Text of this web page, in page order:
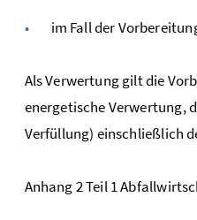
im Fall der
Als Verwertung gilt die
energetische Verwertung,
Verfüllung) einschließlich
Anhang 2 Teil 1